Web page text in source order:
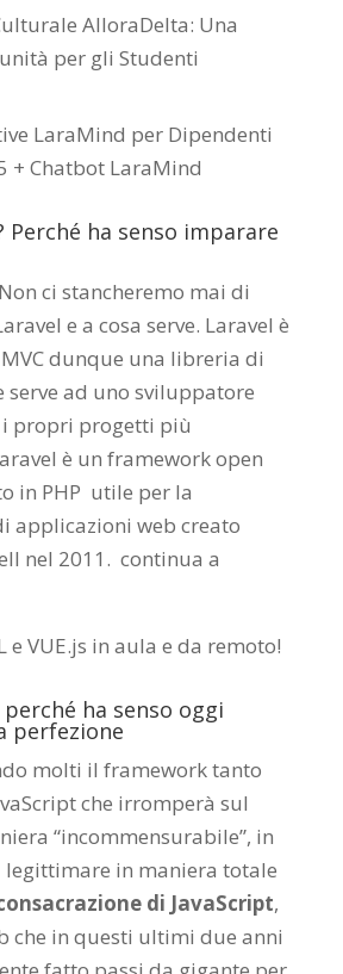
AlloraDelta: Una
per gli Studenti
LaraMind per Dipendenti
+ Chatbot LaraMind
Perché ha senso imparare
Non ci stancheremo mai di
e a cosa serve. Laravel è
dunque una libreria di
serve ad uno sviluppatore
i propri progetti più
è un framework open
in PHP utile per la
applicazioni web creato
nel 2011. continua a
e VUE.js in aula e da remoto!
perché ha senso oggi
perfezione
molti il framework tanto
che irromperà sul
“incommensurabile”, in
legittimare in maniera totale
di JavaScript,
che in questi ultimi due anni